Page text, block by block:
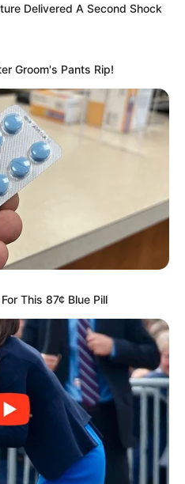
costa há 12 anos
de fazer
há 12 anos
de reciclagem.
gostei muito.
machado há 12 anos
as vossas publicações que
Delivered A Second Shock
Groom's Pants Rip!
This 87¢ Blue Pill